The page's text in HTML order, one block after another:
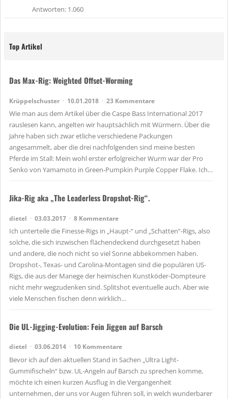
Antworten 1.060
Top Artikel
Das Max-Rig: Weighted Offset-Worming
Krüppelschuster 10.01.2018 23 Kommentare
Wie man aus dem Artikel über die Caspe Bass International 2017
rauslesen kann, angelten wir hauptsächlich mit Würmern. Über die
Jahre haben sich zwar etliche verschiedene Packungen
angesammelt, aber die drei nachfolgenden sind meine besten
Pferde im Stall: Mein wohl erster erfolgreicher Wurm war der Pro
Senko von Yamamoto in Green-Pumpkin Purple Copper Flake. Ich…
Jika-Rig aka „The Leaderless Dropshot-Rig“.
dietel 03.03.2017 8 Kommentare
Ich unterteile die Finesse-Rigs in „Haupt-“ und „Schatten“-Rigs, also
solche, die sich inzwischen flächendeckend durchgesetzt haben
und andere, die noch nicht so viel Sonne abbekommen haben.
Dropshot-, Texas- und Carolina-Montagen sind die populären US-
Rigs, die aus der Manege der heimischen Kunstköder-Dompteure
nicht mehr wegzudenken sind. Splitshot eventuelle auch. Aber wie
viele Menschen fischen denn wirklich…
Die UL-Jigging-Evolution: Fein Jiggen auf Barsch
dietel 03.06.2014 10 Kommentare
Bevor ich auf den aktuellen Stand in Sachen „Ultra Light-
Gummifischeln“ bzw. UL-Angeln auf Barsch zu sprechen komme,
möchte ich einen kurzen Ausflug in die Vergangenheit
unternehmen, der uns vor Augen führen soll, in welch wunderbarer